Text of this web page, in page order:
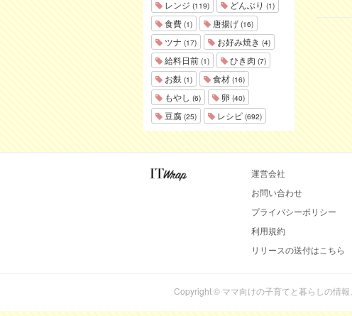
レンジ (119) どんぶり (1)
食費 (1) 唐揚げ (16)
ツナ (17) お好み焼き (4)
給料日前 (1) ひき肉 (7)
お麩 (1) 食材 (16)
もやし (6) 卵 (40)
豆腐 (25) レシピ (692)
運営会社
お問い合わせ
プライバシーポリシー
利用規約
リリースの送付はこちら
Copyright © ママ向けの子育てと暮らしの情